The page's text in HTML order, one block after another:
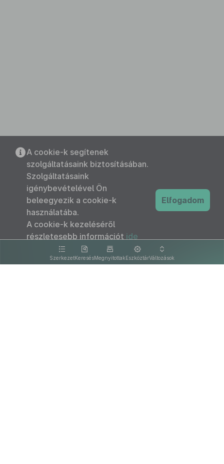
SzerkezetKeresésMegnyitottakEszköztárVáltozások
A cookie-k segítenek
szolgáltatásaink biztosításában.
Szolgáltatásaink
igénybevételével Ön
beleegyezik a cookie-k
használatába.
A cookie-k kezeléséről
részletesebb információt ide
kattintva olvashat.
Elfogadom